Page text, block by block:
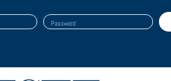
Password